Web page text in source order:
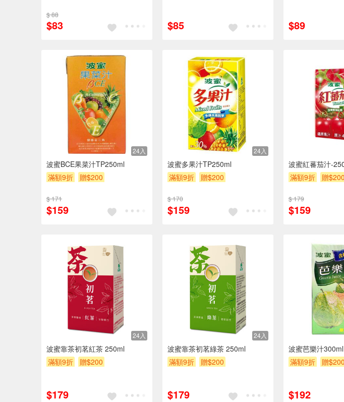
$ 88
$83 $85 $89
24入
波蜜BCE果菜汁TP250ml
滿額9折
贈$200
$ 171
$159
24入
波蜜多果汁TP250ml
滿額9折
贈$200
$ 170
$159
波蜜紅蕃茄汁-
滿額9折
贈$200
$ 179
$159
24入
波蜜靠茶初茗紅茶 250ml
滿額9折
贈$200
$179
24入
波蜜靠茶初茗綠茶 250ml
滿額9折
贈$200
$179
波蜜芭樂汁300ml
滿額9折
贈$200
$192